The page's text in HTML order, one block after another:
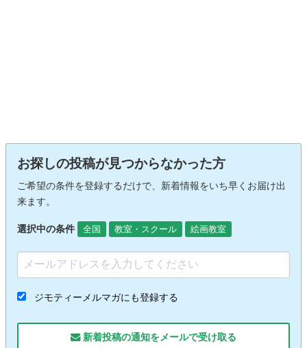
お探しの投稿が見つからなかった方
ご希望の条件を登録するだけで、新着情報をいち早くお届け出
来ます。
選択中の条件 全国 教室・スクール 絵画教室
ジモティーメルマガにも登録する
新着投稿の通知をメールで受け取る